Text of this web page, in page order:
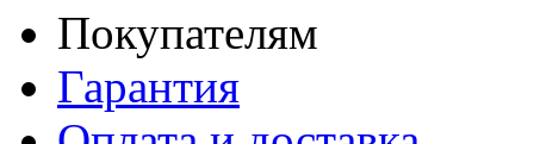
Покупателям
Гарантия